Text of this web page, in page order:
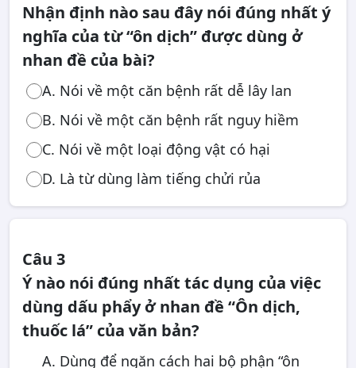
Nhận định nào sau đây nói đúng nhất ý
nghĩa của từ “ôn dịch” được dùng ở
nhan đề của bài?
A. Nói về một căn bệnh rất dễ lây lan
B. Nói về một căn bệnh rất nguy hiềm
C. Nói về một loại động vật có hại
D. Là từ dùng làm tiếng chửi rủa
Câu 3
Ý nào nói đúng nhất tác dụng của việc
dùng dấu phẩy ở nhan đề “Ôn dịch,
thuốc lá” của văn bản?
A. Dùng để ngăn cách hai bộ phận “ôn